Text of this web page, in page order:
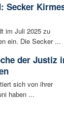
Secker
im Juli 2025 zu
ein. Die Secker ...
der Justiz
sich von ihrer
haben ...